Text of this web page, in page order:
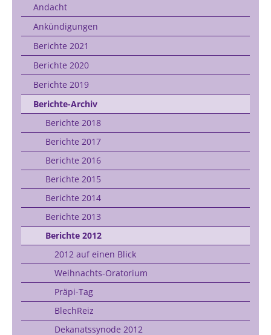
Andacht
Ankündigungen
Berichte 2021
Berichte 2020
Berichte 2019
Berichte-Archiv
Berichte 2018
Berichte 2017
Berichte 2016
Berichte 2015
Berichte 2014
Berichte 2013
Berichte 2012
2012 auf einen Blick
Weihnachts-Oratorium
Präpi-Tag
BlechReiz
Dekanatssynode 2012